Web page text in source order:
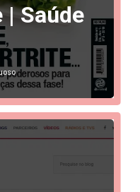
Saúde